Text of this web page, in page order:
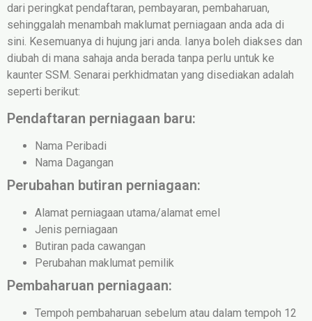
dari peringkat pendaftaran, pembayaran, pembaharuan,
sehinggalah menambah maklumat perniagaan anda ada di
sini. Kesemuanya di hujung jari anda. Ianya boleh diakses dan
diubah di mana sahaja anda berada tanpa perlu untuk ke
kaunter SSM. Senarai perkhidmatan yang disediakan adalah
seperti berikut:
Pendaftaran perniagaan baru:
Nama Peribadi
Nama Dagangan
Perubahan butiran perniagaan:
Alamat perniagaan utama/alamat emel
Jenis perniagaan
Butiran pada cawangan
Perubahan maklumat pemilik
Pembaharuan perniagaan:
Tempoh pembaharuan sebelum atau dalam tempoh 12